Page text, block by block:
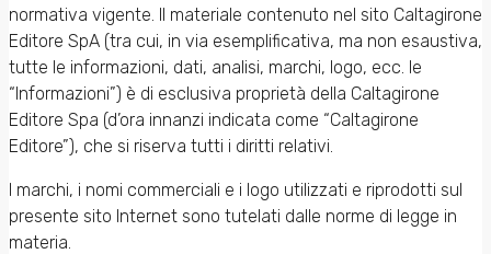
normativa vigente. Il materiale contenuto nel sito Caltagirone
Editore SpA (tra cui, in via esemplificativa, ma non esaustiva,
tutte le informazioni, dati, analisi, marchi, logo, ecc. le
“Informazioni”) è di esclusiva proprietà della Caltagirone
Editore Spa (d’ora innanzi indicata come “Caltagirone
Editore”), che si riserva tutti i diritti relativi.
I marchi, i nomi commerciali e i logo utilizzati e riprodotti sul
presente sito Internet sono tutelati dalle norme di legge in
materia.